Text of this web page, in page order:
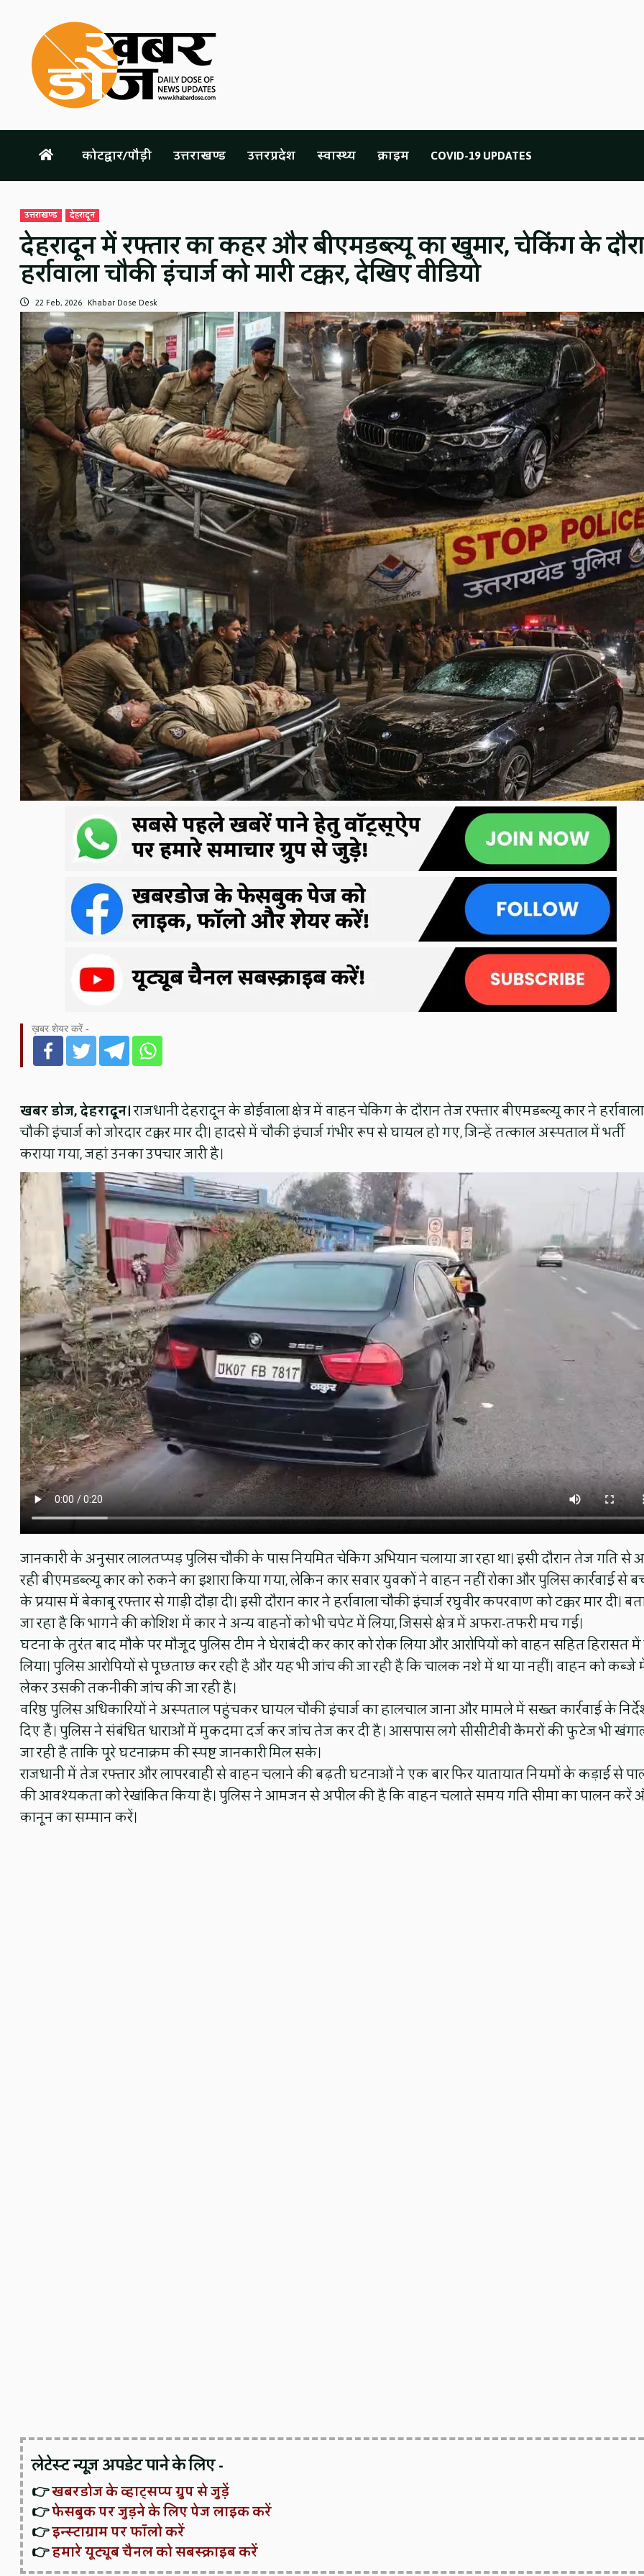
content
कोटद्वार/पौड़ी उत्तराखण्ड उत्तरप्रदेश स्वास्थ्य क्राइम COVID-19 UPDATES
उत्तराखण्ड देहरादून
देहरादून में रफ्तार का कहर और बीएमडब्ल्यू का खुमार, चेकिंग के
हर्रावाला चौकी इंचार्ज को मारी टक्कर, देखिए वीडियो
22 Feb, 2026 Khabar Dose Desk
ख़बर शेयर करें -
खबर डोज, देहरादून।राजधानी देहरादून के डोईवाला क्षेत्र में वाहन चेकिंग के दौरान तेज रफ्तार बीएमडब्ल्यू कार ने हर्रावाला
चौकी इंचार्ज को जोरदार टक्कर मार दी। हादसे में चौकी इंचार्ज गंभीर रूप से घायल हो गए, जिन्हें तत्काल अस्पताल में भर्ती
कराया गया, जहां उनका उपचार जारी है।
जानकारी के अनुसार लालतप्पड़ पुलिस चौकी के पास नियमित चेकिंग अभियान चलाया जा रहा था। इसी दौरान तेज गति से
रही बीएमडब्ल्यू कार को रुकने का इशारा किया गया, लेकिन कार सवार युवकों ने वाहन नहीं रोका और पुलिस कार्रवाई से
के प्रयास में बेकाबू रफ्तार से गाड़ी दौड़ा दी। इसी दौरान कार ने हर्रावाला चौकी इंचार्ज रघुवीर कपरवाण को टक्कर मार दी।
जा रहा है कि भागने की कोशिश में कार ने अन्य वाहनों को भी चपेट में लिया, जिससे क्षेत्र में अफरा-तफरी मच गई।
घटना के तुरंत बाद मौके पर मौजूद पुलिस टीम ने घेराबंदी कर कार को रोक लिया और आरोपियों को वाहन सहित हिरासत
लिया। पुलिस आरोपियों से पूछताछ कर रही है और यह भी जांच की जा रही है कि चालक नशे में था या नहीं। वाहन को कब्जे
लेकर उसकी तकनीकी जांच की जा रही है।
वरिष्ठ पुलिस अधिकारियों ने अस्पताल पहुंचकर घायल चौकी इंचार्ज का हालचाल जाना और मामले में सख्त कार्रवाई के
दिए हैं। पुलिस ने संबंधित धाराओं में मुकदमा दर्ज कर जांच तेज कर दी है। आसपास लगे सीसीटीवी कैमरों की फुटेज भी
जा रही है ताकि पूरे घटनाक्रम की स्पष्ट जानकारी मिल सके।
राजधानी में तेज रफ्तार और लापरवाही से वाहन चलाने की बढ़ती घटनाओं ने एक बार फिर यातायात नियमों के कड़ाई से
की आवश्यकता को रेखांकित किया है। पुलिस ने आमजन से अपील की है कि वाहन चलाते समय गति सीमा का पालन करें
कानून का सम्मान करें।
लेटेस्ट न्यूज़ अपडेट पाने के लिए -
👉खबरडोज के व्हाट्सप्प ग्रुप से जुड़ें
👉फेसबुक पर जुड़ने के लिए पेज लाइक करें
👉इन्स्टाग्राम पर फॉलो करें
👉हमारे यूट्यूब चैनल को सबस्क्राइब करें